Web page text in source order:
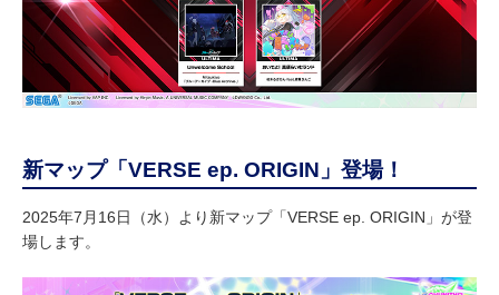
新マップ「VERSE ep. ORIGIN」登場！
2025年7月16日（水）より新マップ「VERSE ep. ORIGIN」が登
場します。